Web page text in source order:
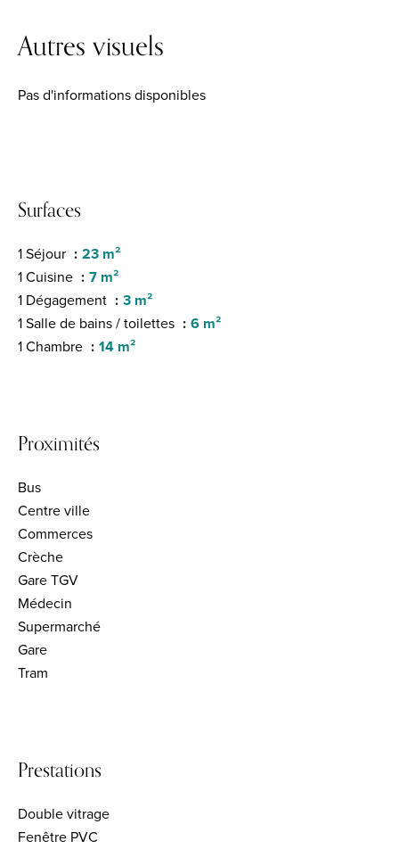
Autres visuels
Pas d'informations disponibles
Surfaces
1 Séjour
23 m²
1 Cuisine
7 m²
1 Dégagement
3 m²
1 Salle de bains / toilettes
6 m²
1 Chambre
14 m²
Proximités
Bus
Centre ville
Commerces
Crèche
Gare TGV
Médecin
Supermarché
Gare
Tram
Prestations
Double vitrage
Fenêtre PVC